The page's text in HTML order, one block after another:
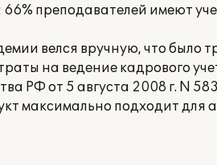
преподавателей имеют
велся вручную, что было
на ведение кадрового
РФ от 5 августа 2008 г. N
максимально подходит для